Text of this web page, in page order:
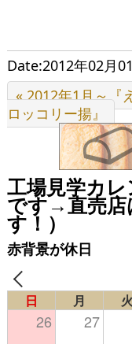
Date:2012年02月
« 2012年1月～『
ロッコリー揚』
工場見学カ
です→直売店
す！）
赤背景が休日
日 月 火
26 27